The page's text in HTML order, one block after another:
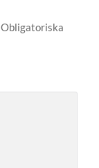
Obligatoriska